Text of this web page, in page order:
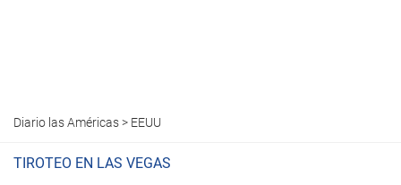
Diario las Américas> EEUU
TIROTEO EN LAS VEGAS